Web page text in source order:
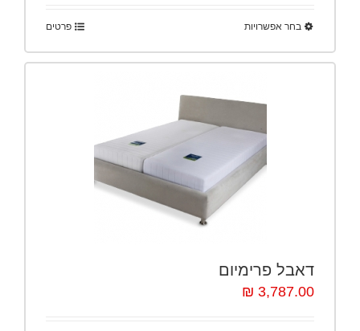
בחר אפשרויות פרטים
דאבל פרימיום
3,787.00 ₪